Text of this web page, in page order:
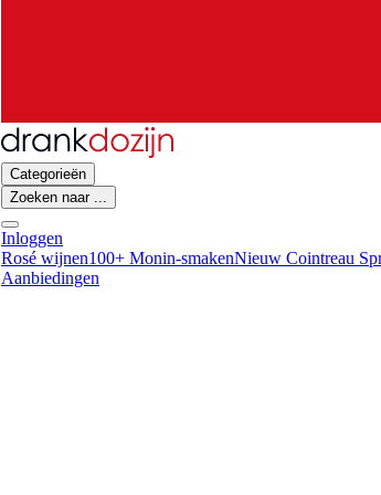
Categorieën
Zoeken naar ...
Inloggen
Rosé wijnen100+ Monin-smakenNieuw Cointreau
Aanbiedingen